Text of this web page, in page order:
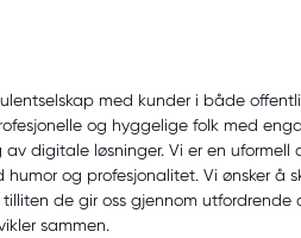
med kunder i både
og hyggelige folk med
digitale løsninger. Vi er en uformell
og profesjonalitet. Vi ønsker å
de gir oss gjennom utfordrende
sammen.